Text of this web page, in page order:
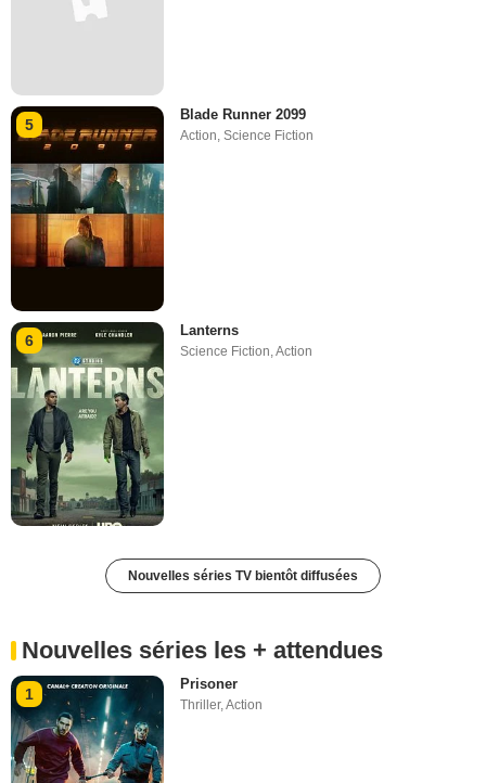
5
Blade Runner 2099
Action,Science Fiction
6
Lanterns
Science Fiction ,Action
Nouvelles séries TV bientôt diffusées
Nouvelles séries les + attendues
1
Prisoner
Thriller,Action